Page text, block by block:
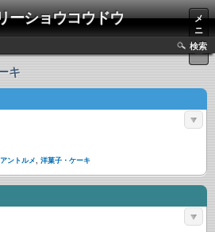
ーショウコウドウ
メ
ニ
ュ
ー
検索
キ
ントルメ, 洋菓子・ケーキ